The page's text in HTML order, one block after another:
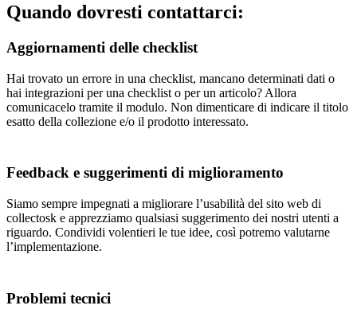
Quando dovresti contattarci:
Aggiornamenti delle checklist
Hai trovato un errore in una checklist, mancano determinati dati o
hai integrazioni per una checklist o per un articolo? Allora
comunicacelo tramite il modulo. Non dimenticare di indicare il titolo
esatto della collezione e/o il prodotto interessato.
Feedback e suggerimenti di miglioramento
Siamo sempre impegnati a migliorare l’usabilità del sito web di
collectosk e apprezziamo qualsiasi suggerimento dei nostri utenti a
riguardo. Condividi volentieri le tue idee, così potremo valutarne
l’implementazione.
Problemi tecnici